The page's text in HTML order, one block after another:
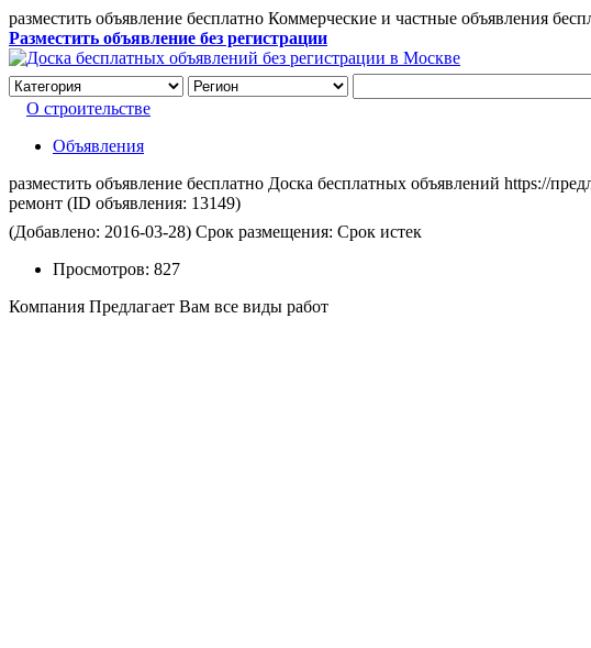
разместить объявление бесплатно Коммерческие и частные объявления
Разместить объявление без регистрации
О строительстве
Объявления
разместить объявление бесплатно Доска бесплатных объявлений https://
ремонт (ID объявления: 13149)
(Добавлено: 2016-03-28) Срок размещения: Срок истек
Просмотров: 827
Компания Предлагает Вам все виды работ